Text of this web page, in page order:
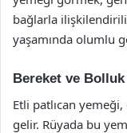
bağlarla
yaşamında olumlu
Bereket ve Bolluk
Etli patlıcan
gelir. Rüyada bu